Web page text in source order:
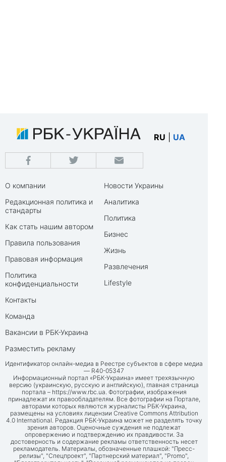
RU UA
О компании
Редакционная политика и
стандарты
Как стать нашим автором
Правила пользования
Правовая информация
Политика
конфиденциальности
Контакты
Команда
Вакансии в РБК-Украина
Разместить рекламу
Новости Украины
Аналитика
Политика
Бизнес
Жизнь
Развлечения
Lifestyle
Идентификатор онлайн-медиа в Реестре субъектов в сфере медиа
— R40-05347
Информационный портал «РБК-Украина» имеет трехязычную
версию (украинскую, русскую и английскую), главная страница
портала – https://www.rbc.ua. Фотографии, изображения
принадлежат их правообладателям. Все фотографии на Портале,
авторами которых являются журналисты РБК-Украина,
размещены на условиях лицензии Creative Commons Attribution
4.0 International. Редакция РБК-Украина может не разделять точку
зрения авторов. Оценочные суждения не подлежат
опровержению и подтверждению их правдивости. За
достоверность и содержание рекламы ответственность несет
рекламодатель. Материалы, обозначенные плашкой: "Пресс-
релизы", "Спецпроект", "Партнерский материал", "Promo",